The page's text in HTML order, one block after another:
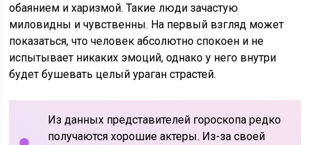
обаянием и харизмой. Такие люди зачастую
миловидны и чувственны. На первый взгляд может
показаться, что человек абсолютно спокоен и не
испытывает никаких эмоций, однако у него внутри
будет бушевать целый ураган страстей.
Из данных представителей гороскопа редко
получаются хорошие актеры. Из-за своей